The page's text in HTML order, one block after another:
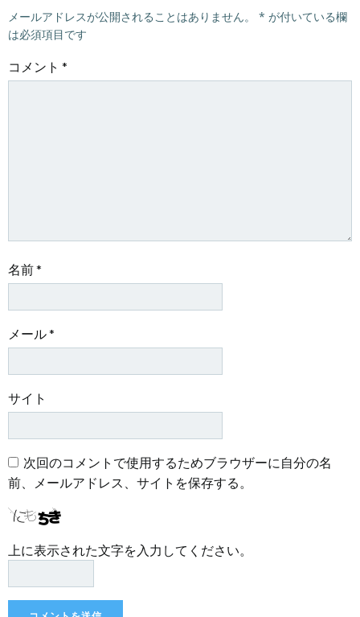
ゲ
ー
ゲ
メールアドレスが公開されることはありません。 * が付いている欄
は必須項目です
コメント *
名前*
メール*
サイト
次回のコメントで使用するためブラウザーに自分の名
前、メールアドレス、サイトを保存する。
上に表示された文字を入力してください。